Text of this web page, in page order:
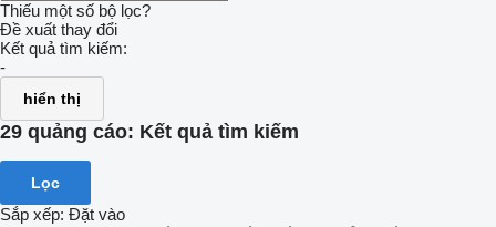
Thiếu một số bộ lọc?
Đề xuất thay đổi
Kết quả tìm kiếm:
-
hiển thị
29 quảng cáo: Kết quả tìm kiếm
Lọc
Sắp xếp: Đặt vào